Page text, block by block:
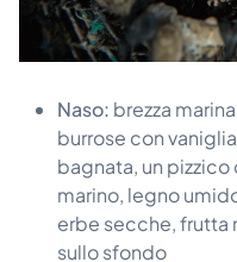
Naso: brezza
burrose con
bagnata, un
marino, legno
erbe secche, frutta
sullo sfondo